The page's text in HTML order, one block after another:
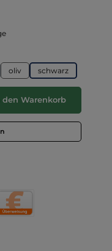
zurzeit nicht verfügbar.)
Option ist zurzeit nicht
oliv schwarz
ein oder benutze die
den Warenkorb